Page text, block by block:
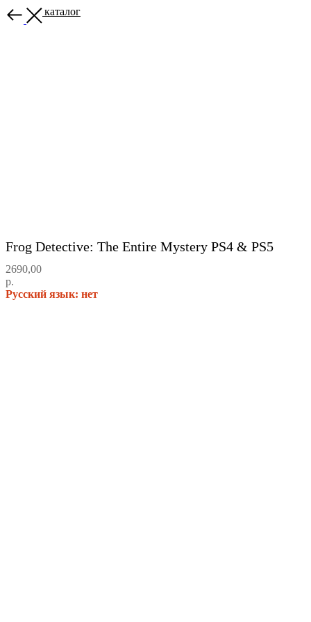
Назад в каталог
Frog Detective: The Entire Mystery PS4 & PS5
2690,00
р.
Русский язык: нет